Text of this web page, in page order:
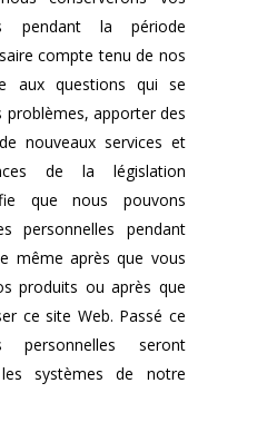
pendant la période
compte tenu de nos
aux questions qui se
apporter des
nouveaux services et
de la législation
que nous pouvons
personnelles pendant
même après que vous
produits ou après que
ce site Web. Passé ce
seront
systèmes de notre